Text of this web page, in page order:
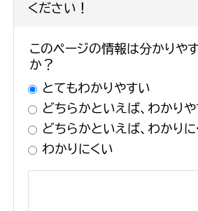
ください！
このページの情報は分かりや
か？
とてもわかりやすい
どちらかといえば、わかり
どちらかといえば、わかりに
わかりにくい